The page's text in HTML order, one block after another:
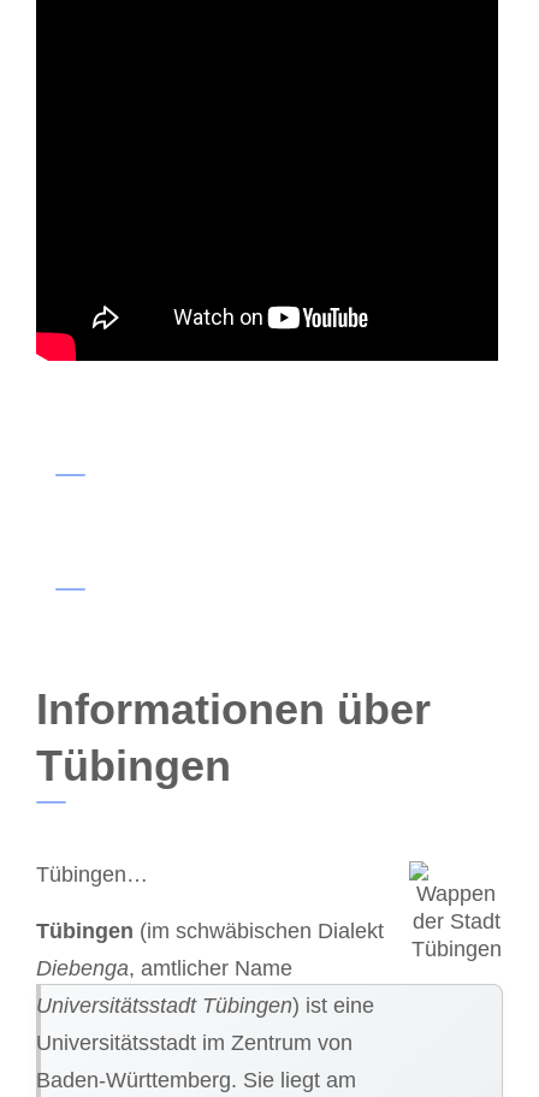
Informationen über
Tübingen
Tübingen…
Tübingen (im schwäbischen Dialekt
Diebenga, amtlicher Name
Universitätsstadt Tübingen) ist eine
Universitätsstadt im Zentrum von
Baden-Württemberg. Sie liegt am